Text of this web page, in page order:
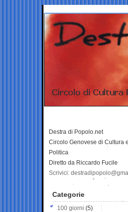
Destra di Popolo.net
Circolo Genovese di Cultura e
Politica
Diretto da Riccardo Fucile
Scrivici:
Categorie
100 giorni (5)